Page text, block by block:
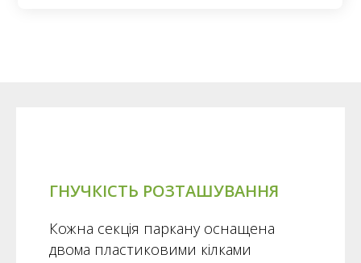
ГНУЧКІСТЬ РОЗТАШУВАННЯ
Кожна секція паркану оснащена
двома пластиковими кілками